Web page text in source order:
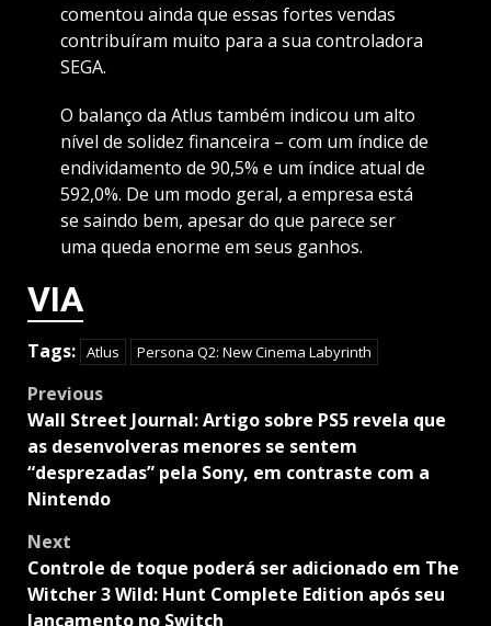
comentou ainda que essas fortes vendas
contribuíram muito para a sua controladora
SEGA.
O balanço da Atlus também indicou um alto
nível de solidez financeira – com um índice de
endividamento de 90,5% e um índice atual de
592,0%. De um modo geral, a empresa está
se saindo bem, apesar do que parece ser
uma queda enorme em seus ganhos.
VIA
Tags: Atlus Persona Q2: New Cinema Labyrinth
Post
navigation
Previous
Wall Street Journal: Artigo sobre PS5 revela que
as desenvolveras menores se sentem
“desprezadas” pela Sony, em contraste com a
Nintendo
Next
Controle de toque poderá ser adicionado em The
Witcher 3 Wild: Hunt Complete Edition após seu
lançamento no Switch